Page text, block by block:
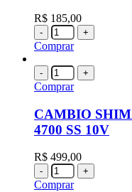
R$ 185,00
- +
Comprar
- +
Comprar
CAMBIO
4700 SS 10V
R$ 499,00
- +
Comprar